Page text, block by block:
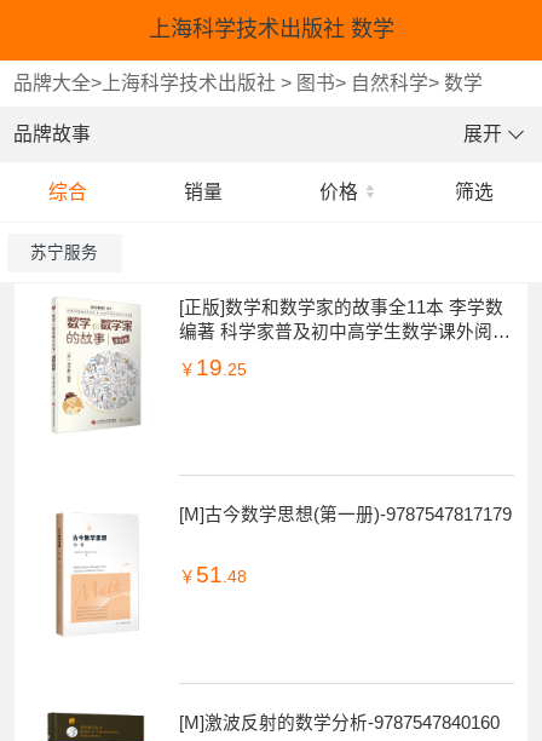
上海科学技术出版社 数学
品牌大全> 上海科学技术出版社 > 图书> 自然科学>数学
品牌故事 展开
综合 销量 价格 筛选
苏宁服务
[正版]数学和数学家的故事全11本 李学数
编著 科学家普及初中高学生数学课外阅读
书籍数学生活/数学乐园 上海科学技术出
￥ 19 .25
[M]古今数学思想(第一册)-9787547817179
￥ 51.48
[M]激波反射的数学分析-9787547840160